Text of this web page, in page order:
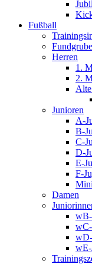
Fußball
Herren
1.
2.
Junioren
A-
B-
C-
D-
E-
F-
Damen
wB-
wE-